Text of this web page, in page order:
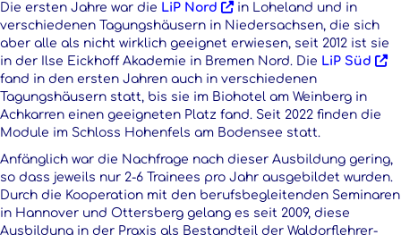
Die ersten Jahre war die LiP Nord
in Loheland und in
verschiedenen Tagungshäusern in Niedersachsen, die sich
aber alle als nicht wirklich geeignet erwiesen, seit 2012 ist sie
in der Ilse Eickhoff Akademie in Bremen Nord. Die LiP Süd
fand in den ersten Jahren auch in verschiedenen
Tagungshäusern statt, bis sie im Biohotel am Weinberg in
Achkarren einen geeigneten Platz fand. Seit 2022 finden die
Module im Schloss Hohenfels am Bodensee statt.
Anfänglich war die Nachfrage nach dieser Ausbildung gering,
so dass jeweils nur 2-6 Trainees pro Jahr ausgebildet wurden.
Durch die Kooperation mit den berufsbegleitenden Seminaren
in Hannover und Ottersberg gelang es seit 2009, diese
Ausbildung in der Praxis als Bestandteil der Waldorflehrer-